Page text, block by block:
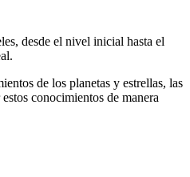
desde el nivel inicial hasta el
de los planetas y estrellas, las
conocimientos de manera